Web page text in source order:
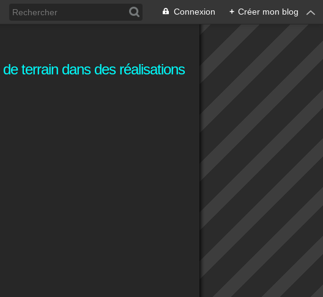
Connexion + Créer mon blog
terrain dans des réalisations